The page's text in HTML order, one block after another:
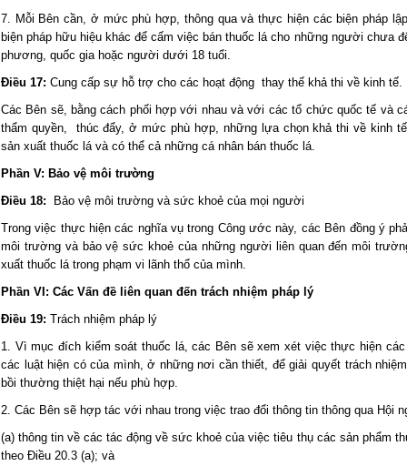
7. Mỗi Bên cần, ở mức phù hợp, thông qua và thực hiện các biện pháp
biện pháp hữu hiệu khác để cấm việc bán thuốc lá cho những người chưa
phương, quốc gia hoặc người dưới 18 tuổi.
Điều 17: Cung cấp sự hỗ trợ cho các hoạt động thay thế khả thi về kinh tế.
Các Bên sẽ, bằng cách phối hợp với nhau và với các tổ chức quốc tế và
thẩm quyền, thúc đẩy, ở mức phù hợp, những lựa chọn khả thi về kinh
sản xuất thuốc lá và có thể cả những cá nhân bán thuốc lá.
Phần V: Bảo vệ môi trường
Điều 18: Bảo vệ môi trường và sức khoẻ của mọi người
Trong việc thực hiện các nghĩa vụ trong Công ước này, các Bên đồng ý
môi trường và bảo vệ sức khoẻ của những người liên quan đến môi
xuất thuốc lá trong phạm vi lãnh thổ của mình.
Phần VI: Các Vấn đề liên quan đến trách nhiệm pháp lý
Điều 19: Trách nhiệm pháp lý
1. Vì mục đích kiểm soát thuốc lá, các Bên sẽ xem xét việc thực hiện
các luật hiện có của mình, ở những nơi cần thiết, để giải quyết trách
bồi thường thiệt hại nếu phù hợp.
2. Các Bên sẽ hợp tác với nhau trong việc trao đổi thông tin thông qua Hội
(a) thông tin về các tác động về sức khoẻ của việc tiêu thụ các sản phẩm
theo Điều 20.3 (a); và